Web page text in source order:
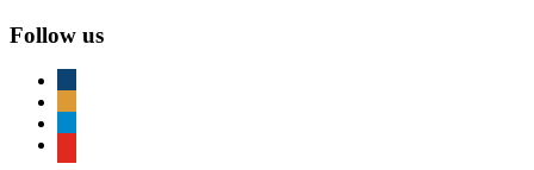
Follow us